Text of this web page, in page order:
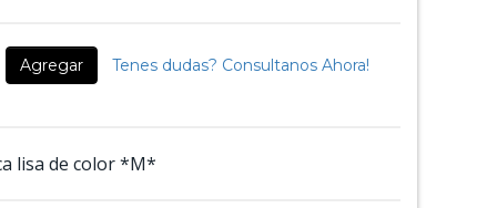
Agregar Tenes dudas? Consultanos Ahora!
lisa de color *M*